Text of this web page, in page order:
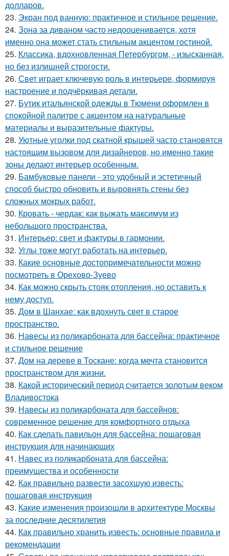
долларов.
23. Экран под ванную: практичное и стильное решение.
24. Зона за диваном часто недооценивается, хотя
именно она может стать стильным акцентом гостиной.
25. Классика, вдохновленная Петербургом, - изысканная,
но без излишней строгости.
26. Свет играет ключевую роль в интерьере, формируя
настроение и подчёркивая детали.
27. Бутик итальянской одежды в Тюмени оформлен в
спокойной палитре с акцентом на натуральные
материалы и выразительные фактуры.
28. Уютные уголки под скатной крышей часто становятся
настоящим вызовом для дизайнеров, но именно такие
зоны делают интерьер особенным.
29. Бамбуковые панели - это удобный и эстетичный
способ быстро обновить и выровнять стены без
сложных мокрых работ.
30. Кровать - чердак: как выжать максимум из
небольшого пространства.
31. Интерьер: свет и фактуры в гармонии.
32. Углы тоже могут работать на интерьер.
33. Какие основные достопримечательности можно
посмотреть в Орехово-Зуево
34. Как можно скрыть стояк отопления, но оставить к
нему доступ.
35. Дом в Шанхае: как вдохнуть свет в старое
пространство.
36. Навесы из поликарбоната для бассейна: практичное
и стильное решение
37. Дом на дереве в Тоскане: когда мечта становится
пространством для жизни.
38. Какой исторический период считается золотым веком
Владивостока
39. Навесы из поликарбоната для бассейнов:
современное решение для комфортного отдыха
40. Как сделать павильон для бассейна: пошаговая
инструкция для начинающих
41. Навес из поликарбоната для бассейна:
преимущества и особенности
42. Как правильно развести засохшую известь:
пошаговая инструкция
43. Какие изменения произошли в архитектуре Москвы
за последние десятилетия
44. Как правильно хранить известь: основные правила и
рекомендации